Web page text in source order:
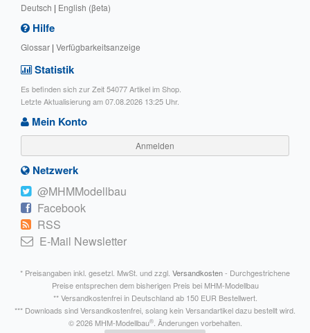
Deutsch | English (βeta)
Hilfe
Glossar | Verfügbarkeitsanzeige
Statistik
Es befinden sich zur Zeit 54077 Artikel im Shop.
Letzte Aktualisierung am 07.08.2026 13:25 Uhr.
Mein Konto
Anmelden
Netzwerk
@MHMModellbau
Facebook
RSS
E-Mail Newsletter
* Preisangaben inkl. gesetzl. MwSt. und zzgl. Versandkosten- Durchgestrichene
Preise entsprechen dem bisherigen Preis bei MHM-Modellbau
** Versandkostenfrei in Deutschland ab 150 EUR Bestellwert.
*** Downloads sind Versandkostenfrei, solang kein Versandartikel dazu bestellt wird.
© 2026 MHM-Modellbau®. Änderungen vorbehalten.